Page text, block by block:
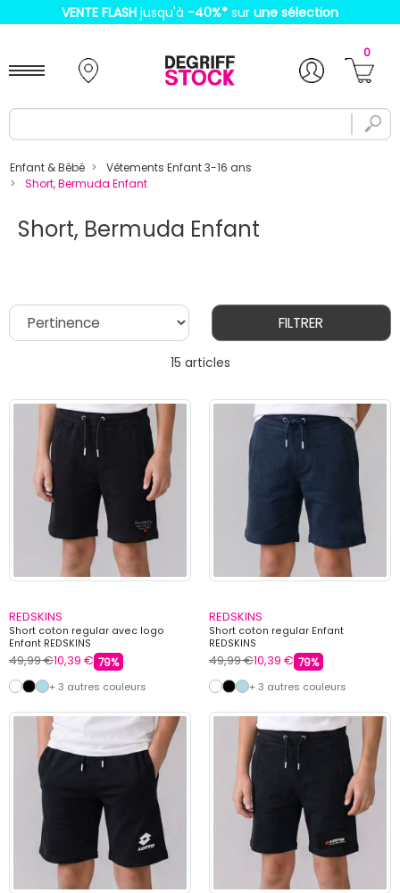
VENTE FLASH jusqu'à -40%* sur une sélection
0
Enfant & Bébé
Vêtements Enfant 3-16 ans
Short, Bermuda Enfant
Short, Bermuda Enfant
15 articles
FILTRER
REDSKINS
Short coton regular avec logo
Enfant REDSKINS
49,99 €10,39 € 79%
+ 3 autres couleurs
REDSKINS
Short coton regular Enfant
REDSKINS
49,99 €10,39 € 79%
+ 3 autres couleurs